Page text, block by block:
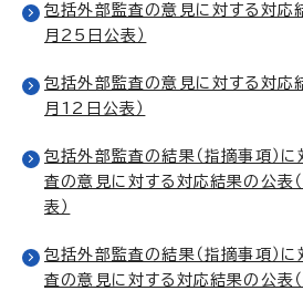
包括外部監査の意見に対する対応
月25日公表）
包括外部監査の意見に対する対応
月12日公表）
包括外部監査の結果（指摘事項）
査の意見に対する対応結果の公
表）
包括外部監査の結果（指摘事項）
査の意見に対する対応結果の公